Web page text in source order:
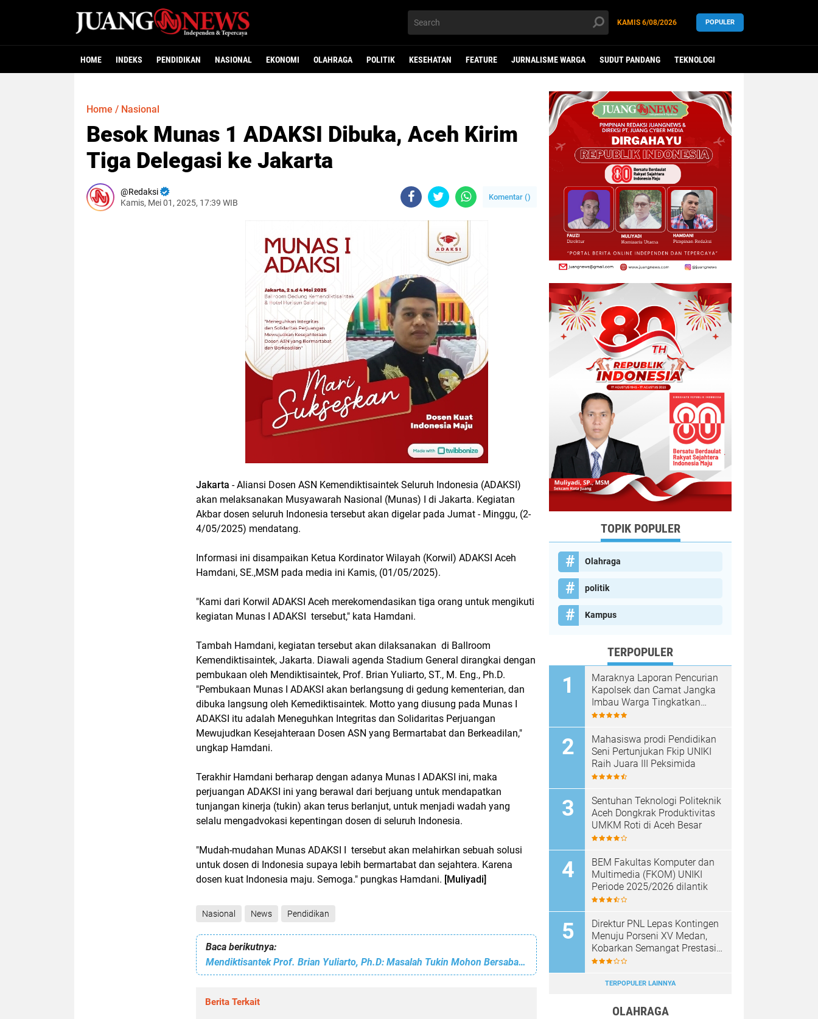
KAMIS 6/08/2026 POPULER
HOME INDEKS PENDIDIKAN NASIONAL EKONOMI OLAHRAGA POLITIK KESEHATAN FEATURE JURNALISME WARGA SUDUT PANDANG TEKNOLOGI
Home / Nasional
Besok Munas 1 ADAKSI Dibuka, Aceh Kirim
Tiga Delegasi ke Jakarta
Redaksi
Kamis, Mei 01, 2025, 17:39 WIB
Komentar ()
Jakarta - Aliansi Dosen ASN Kemendiktisaintek Seluruh Indonesia (ADAKSI)
akan melaksanakan Musyawarah Nasional (Munas) I di Jakarta. Kegiatan
Akbar dosen seluruh Indonesia tersebut akan digelar pada Jumat - Minggu, (2-
4/05/2025) mendatang.
Informasi ini disampaikan Ketua Kordinator Wilayah (Korwil) ADAKSI Aceh
Hamdani, SE.,MSM pada media ini Kamis, (01/05/2025).
"Kami dari Korwil ADAKSI Aceh merekomendasikan tiga orang untuk mengikuti
kegiatan Munas I ADAKSI tersebut," kata Hamdani.
Tambah Hamdani, kegiatan tersebut akan dilaksanakan di Ballroom
Kemendiktisaintek, Jakarta. Diawali agenda Stadium General dirangkai dengan
pembukaan oleh Mendiktisaintek, Prof. Brian Yuliarto, ST., M. Eng., Ph.D.
"Pembukaan Munas I ADAKSI akan berlangsung di gedung kementerian, dan
dibuka langsung oleh Kemediktisaintek. Motto yang diusung pada Munas I
ADAKSI itu adalah Meneguhkan Integritas dan Solidaritas Perjuangan
Mewujudkan Kesejahteraan Dosen ASN yang Bermartabat dan Berkeadilan,"
ungkap Hamdani.
Terakhir Hamdani berharap dengan adanya Munas I ADAKSI ini, maka
perjuangan ADAKSI ini yang berawal dari berjuang untuk mendapatkan
tunjangan kinerja (tukin) akan terus berlanjut, untuk menjadi wadah yang
selalu mengadvokasi kepentingan dosen di seluruh Indonesia.
"Mudah-mudahan Munas ADAKSI I tersebut akan melahirkan sebuah solusi
untuk dosen di Indonesia supaya lebih bermartabat dan sejahtera. Karena
dosen kuat Indonesia maju. Semoga." pungkas Hamdani. [Muliyadi]
Nasional News Pendidikan
Baca berikutnya:
Mendiktisantek Prof. Brian Yuliarto, Ph.D: Masalah Tukin Mohon Bersabar, Kita tidak Akan Mempersulit
Berita Terkait
TOPIK POPULER
Olahraga
politik
Kampus
TERPOPULER
Maraknya Laporan Pencurian
Kapolsek dan Camat Jangka
Imbau Warga Tingkatkan
Kewaspadaan
Mahasiswa prodi Pendidikan
Seni Pertunjukan Fkip UNIKI
Raih Juara III Peksimida
Sentuhan Teknologi Politeknik
Aceh Dongkrak Produktivitas
UMKM Roti di Aceh Besar
BEM Fakultas Komputer dan
Multimedia (FKOM) UNIKI
Periode 2025/2026 dilantik
Direktur PNL Lepas Kontingen
Menuju Porseni XV Medan,
Kobarkan Semangat Prestasi
dan Sportivitas
TERPOPULER LAINNYA
OLAHRAGA